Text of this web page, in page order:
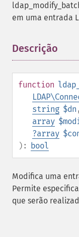
em uma entrada
Descrição
function
string $dn ,
array
?array
): bool
Modifica uma
Permite
que serão